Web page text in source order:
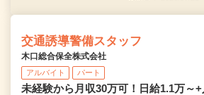
交通誘導警備スタッフ
木口総合保全株式会社
アルバイト パート
未経験から月収30万可！日給1.1万～